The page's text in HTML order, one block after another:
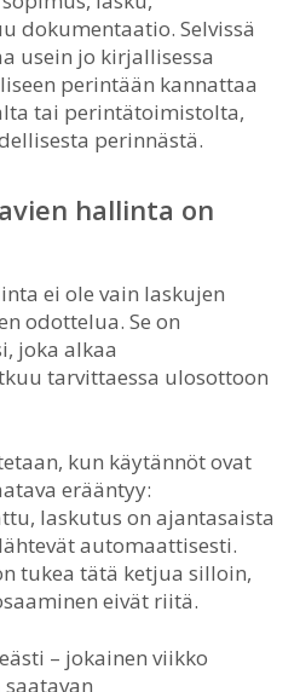
dokumentaatio. Selvissä
usein jo kirjallisessa
perintään kannattaa
tai perintätoimistolta,
perinnästä.
hallinta on
ei ole vain laskujen
odottelua. Se on
joka alkaa
tarvittaessa ulosottoon
kun käytännöt ovat
erääntyy:
laskutus on ajantasaista
automaattisesti.
tukea tätä ketjua silloin,
eivät riitä.
– jokainen viikko